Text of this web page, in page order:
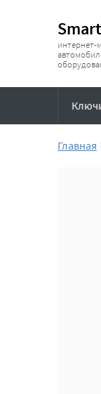
интернет-
Главная